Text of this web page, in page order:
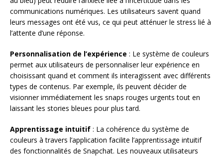
communications numériques. Les utilisateurs savent quand
leurs messages ont été vus, ce qui peut atténuer le stress lié à
l’attente d’une réponse.
Personnalisation de l’expérience : Le système de couleurs
permet aux utilisateurs de personnaliser leur expérience en
choisissant quand et comment ils interagissent avec différents
types de contenus. Par exemple, ils peuvent décider de
visionner immédiatement les snaps rouges urgents tout en
laissant les stories bleues pour plus tard.
Apprentissage intuitif : La cohérence du système de
couleurs à travers l’application facilite l’apprentissage intuitif
des fonctionnalités de Snapchat. Les nouveaux utilisateurs